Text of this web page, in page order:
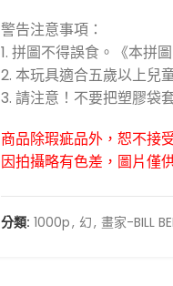
警告注意事項：
1. 拼圖不得誤食。《本拼
2. 本玩具適合五歲以上兒
3. 請注意！不要把塑膠袋
商品除瑕疵品外，恕不接
因拍攝略有色差，圖片僅
分類: 1000p, 幻, 畫家-BILL